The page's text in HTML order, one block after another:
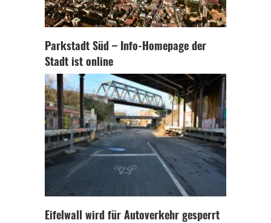
Parkstadt Süd – Info-Homepage der
Stadt ist online
Eifelwall wird für Autoverkehr gesperrt